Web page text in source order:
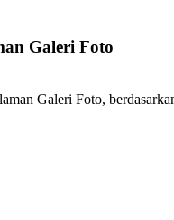
Galeri Foto
Galeri Foto,